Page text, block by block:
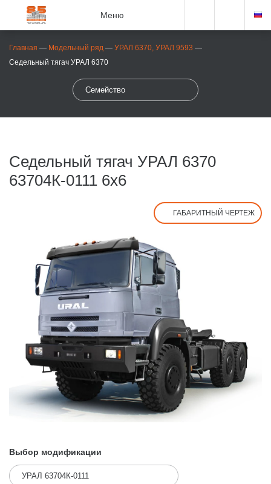
Меню
Главная — Модельный ряд — УРАЛ 6370, УРАЛ 9593 —
Седельный тягач УРАЛ 6370
Семейство
Седельный тягач УРАЛ 6370
63704К-0111 6x6
ГАБАРИТНЫЙ ЧЕРТЕЖ
Выбор модификации
УРАЛ 63704К-0111